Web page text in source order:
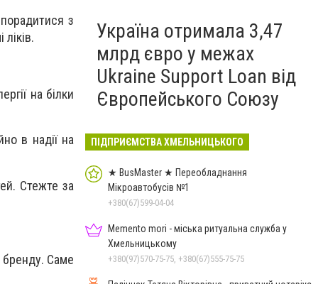
з
на білки
в надії на
Стежте за
бренду. Саме
Україна отримала 3,47
млрд євро у межах
Ukraine Support Loan від
Європейського Союзу
ПІДПРИЄМСТВА ХМЕЛЬНИЦЬКОГО
★ BusMaster ★ Переобладнання
Мікроавтобусів №1
+380(67)599-04-04
Memento mori - міська ритуальна служба у
Хмельницькому
+380(97)570-75-75, +380(67)555-75-75